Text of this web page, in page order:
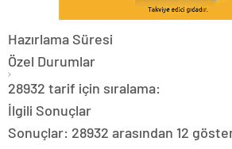
Hazırlama Süresi
Özel Durumlar
28932 tarif için sıralama:
İlgili Sonuçlar
Sonuçlar: 28932 arasından 12